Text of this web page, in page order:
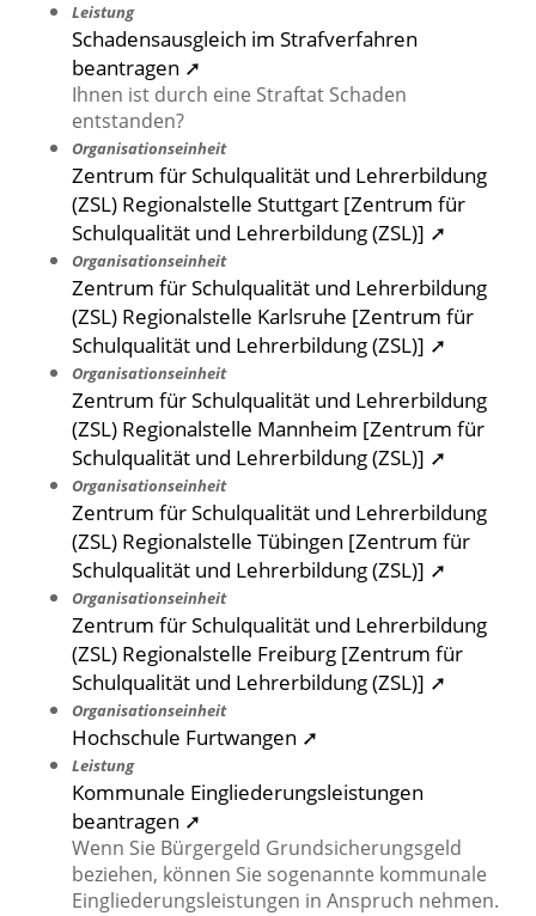
Leistung
Schadensausgleich im Strafverfahren
beantragen ➚
Ihnen ist durch eine Straftat Schaden
entstanden?
Organisationseinheit
Zentrum für Schulqualität und Lehrerbildung
(ZSL) Regionalstelle Stuttgart [Zentrum für
Schulqualität und Lehrerbildung (ZSL)] ➚
Organisationseinheit
Zentrum für Schulqualität und Lehrerbildung
(ZSL) Regionalstelle Karlsruhe [Zentrum für
Schulqualität und Lehrerbildung (ZSL)] ➚
Organisationseinheit
Zentrum für Schulqualität und Lehrerbildung
(ZSL) Regionalstelle Mannheim [Zentrum für
Schulqualität und Lehrerbildung (ZSL)] ➚
Organisationseinheit
Zentrum für Schulqualität und Lehrerbildung
(ZSL) Regionalstelle Tübingen [Zentrum für
Schulqualität und Lehrerbildung (ZSL)] ➚
Organisationseinheit
Zentrum für Schulqualität und Lehrerbildung
(ZSL) Regionalstelle Freiburg [Zentrum für
Schulqualität und Lehrerbildung (ZSL)] ➚
Organisationseinheit
Hochschule Furtwangen ➚
Leistung
Kommunale Eingliederungsleistungen
beantragen ➚
Wenn Sie Bürgergeld Grundsicherungsgeld
beziehen, können Sie sogenannte kommunale
Eingliederungsleistungen in Anspruch nehmen.